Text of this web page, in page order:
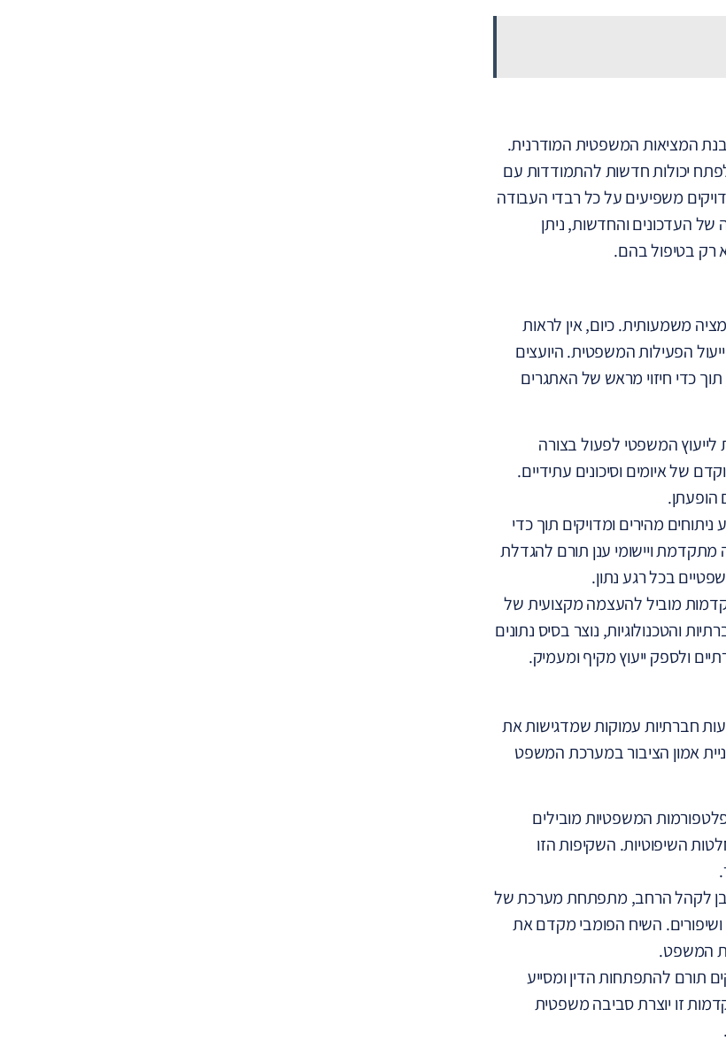
המציאות המשפטית המודרנית.
יכולות חדשות להתמודדות עם
משפיעים על כל רבדי העבודה
העדכונים והחדשות, ניתן
רק בטיפול בהם.
משמעותית. כיום, אין לראות
הפעילות המשפטית. היועצים
כדי חיזוי מראש של האתגרים
המשפטי לפעול בצורה
של איומים וסיכונים עתידיים.
הופעתן.
מהירים ומדויקים תוך כדי
מתקדמת ויישומי ענן תורם להגדלת
בכל רגע נתון.
מוביל להעצמה מקצועית של
והטכנולוגיות, נוצר בסיס נתונים
ולספק ייעוץ מקיף ומעמיק.
חברתיות עמוקות שמדגישות את
אמון הציבור במערכת המשפט
המשפטיות מובילים
השיפוטיות. השקיפות הזו
לקהל הרחב, מתפתחת מערכת של
ושיפורים. השיח הפומבי מקדם את
המשפט.
תורם להתפתחות הדין ומסייע
זו יוצרת סביבה משפטית